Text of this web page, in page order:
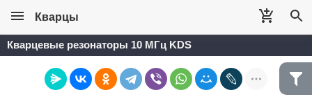
Кварцы
Кварцевые резонаторы 10 МГц KDS